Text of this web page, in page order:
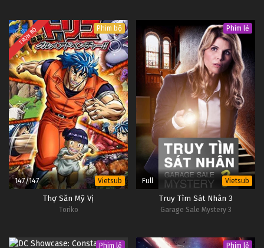
TRỌN BỘ Phim bộ
147/147 Vietsub
Thợ Săn Mỹ Vị
Toriko
Phim lẻ
Full Vietsub
Truy Tìm Sát Nhân 3
Garage Sale Mystery 3
Phim lẻ Phim lẻ